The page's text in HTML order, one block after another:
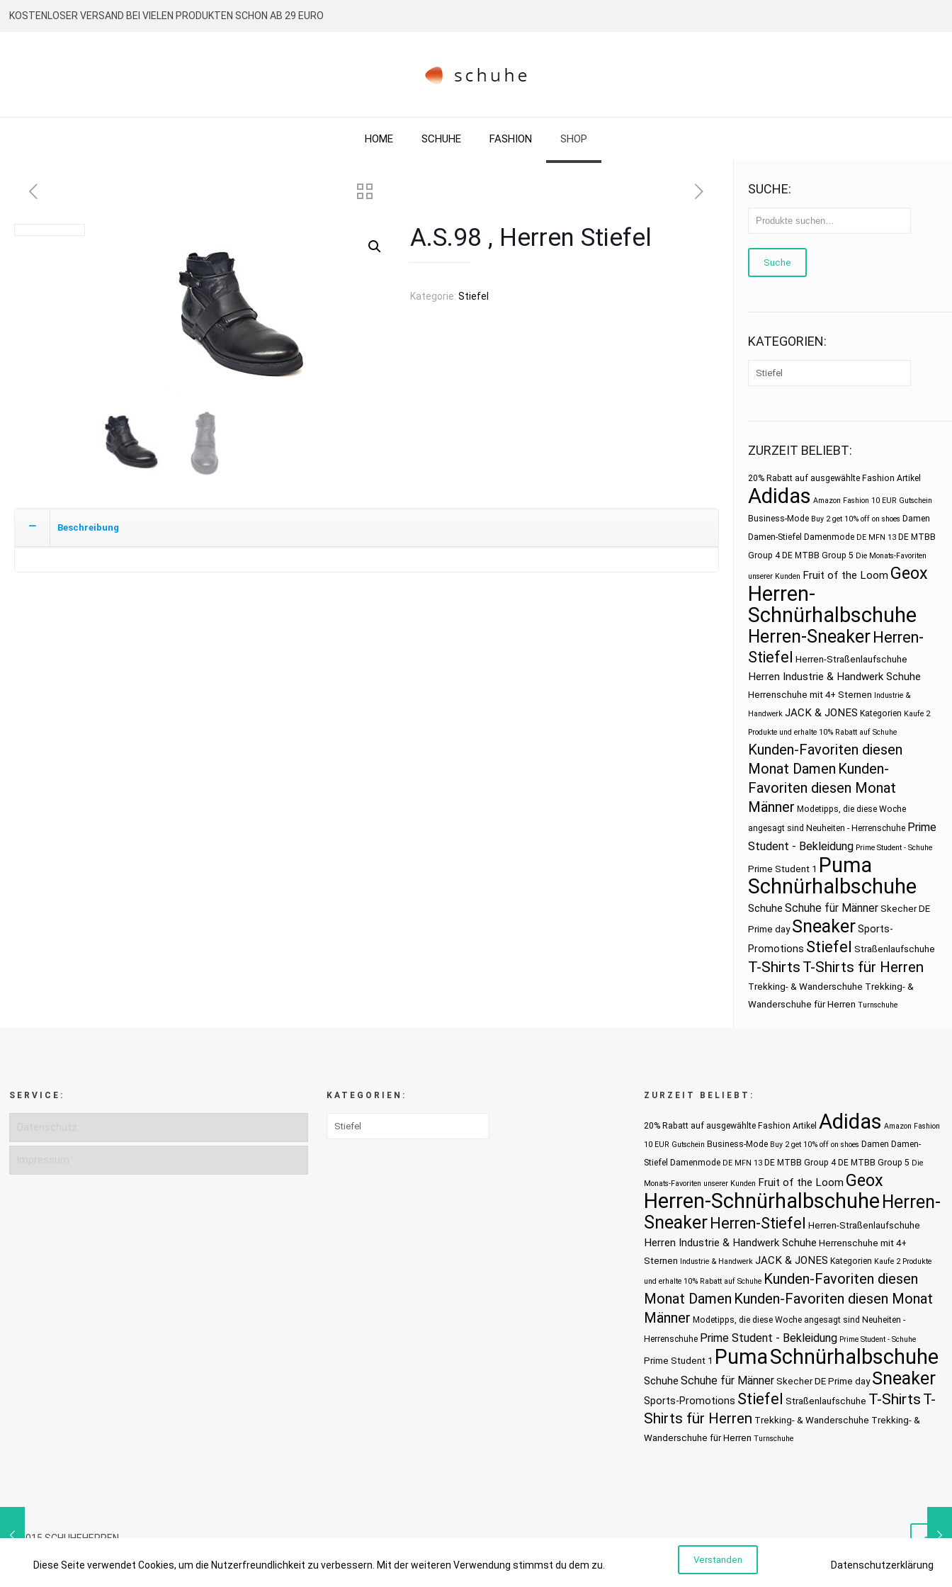
KOSTENLOSER VERSAND BEI VIELEN PRODUKTEN SCHON AB 29 EURO
HOME SCHUHE FASHION SHOP
A.S.98 , Herren Stiefel
Kategorie: Stiefel
Beschreibung
SUCHE:
Suche
KATEGORIEN:
ZURZEIT BELIEBT:
20% Rabatt auf ausgewählte Fashion Artikel
Adidas Amazon Fashion 10 EUR Gutschein
Business-Mode Buy 2 get 10% off on shoes Damen
Damen-Stiefel Damenmode DE MFN 13 DE MTBB
Group 4 DE MTBB Group 5 Die Monats-Favoriten
unserer Kunden Fruit of the Loom Geox
Herren-
Schnürhalbschuhe
Herren-Sneaker Herren-
Stiefel Herren-Straßenlaufschuhe
Herren Industrie & Handwerk Schuhe
Herrenschuhe mit 4+ Sternen Industrie &
Handwerk JACK & JONES Kategorien Kaufe 2
Produkte und erhalte 10% Rabatt auf Schuhe
Kunden-Favoriten diesen
Monat Damen Kunden-
Favoriten diesen Monat
Männer Modetipps, die diese Woche
angesagt sind Neuheiten - Herrenschuhe Prime
Student - Bekleidung Prime Student - Schuhe
Prime Student 1 Puma
Schnürhalbschuhe
Schuhe Schuhe für Männer Skecher DE
Prime day SneakerSports-
Promotions Stiefel Straßenlaufschuhe
T-Shirts T-Shirts für Herren
Trekking- & Wanderschuhe Trekking- &
Wanderschuhe für Herren Turnschuhe
SERVICE: KATEGORIEN: ZURZEIT BELIEBT:
20% Rabatt auf ausgewählte Fashion Artikel Adidas Amazon Fashion
10 EUR Gutschein Business-Mode Buy 2 get 10% off on shoes Damen Damen-
Stiefel Damenmode DE MFN 13 DE MTBB Group 4 DE MTBB Group 5 Die
Monats-Favoriten unserer Kunden Fruit of the Loom Geox
Herren-Schnürhalbschuhe Herren-
Sneaker Herren-Stiefel Herren-Straßenlaufschuhe
Herren Industrie & Handwerk Schuhe Herrenschuhe mit 4+
Sternen Industrie & Handwerk JACK & JONES Kategorien Kaufe 2 Produkte
und erhalte 10% Rabatt auf Schuhe Kunden-Favoriten diesen
Monat Damen Kunden-Favoriten diesen Monat
Männer Modetipps, die diese Woche angesagt sind Neuheiten -
Herrenschuhe Prime Student - Bekleidung Prime Student - Schuhe
Prime Student 1 PumaSchnürhalbschuhe
Schuhe Schuhe für Männer Skecher DE Prime day Sneaker
Sports-Promotions Stiefel Straßenlaufschuhe T-Shirts T-
Shirts für Herren Trekking- & Wanderschuhe Trekking- &
Wanderschuhe für Herren Turnschuhe
© 2015 SCHUHEHERREN
Diese Seite verwendet Cookies, um die Nutzerfreundlichkeit zu verbessern. Mit der weiteren Verwendung stimmst du dem zu. Verstanden Datenschutzerklärung